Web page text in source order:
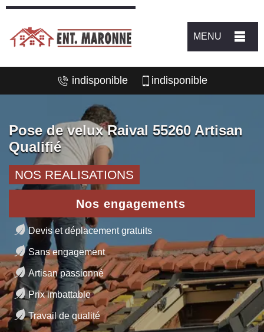
MENU
indisponible indisponible
Pose de velux Raival 55260 Artisan
Qualifié
NOS REALISATIONS
Nos engagements
Devis et déplacement gratuits
Sans engagement
Artisan passionné
Prix imbattable
Travail de qualité